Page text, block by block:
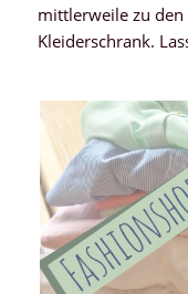
mittlerweile zu
Kleiderschrank.